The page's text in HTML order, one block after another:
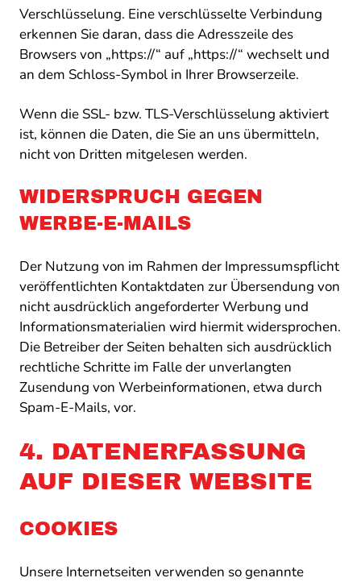
Verschlüsselung. Eine verschlüsselte Verbindung
erkennen Sie daran, dass die Adresszeile des
Browsers von „https://“ auf „https://“ wechselt und
an dem Schloss-Symbol in Ihrer Browserzeile.
Wenn die SSL- bzw. TLS-Verschlüsselung aktiviert
ist, können die Daten, die Sie an uns übermitteln,
nicht von Dritten mitgelesen werden.
WIDERSPRUCH GEGEN
WERBE-E-MAILS
Der Nutzung von im Rahmen der Impressumspflicht
veröffentlichten Kontaktdaten zur Übersendung von
nicht ausdrücklich angeforderter Werbung und
Informationsmaterialien wird hiermit widersprochen.
Die Betreiber der Seiten behalten sich ausdrücklich
rechtliche Schritte im Falle der unverlangten
Zusendung von Werbeinformationen, etwa durch
Spam-E-Mails, vor.
4. DATENERFASSUNG
AUF DIESER WEBSITE
COOKIES
Unsere Internetseiten verwenden so genannte